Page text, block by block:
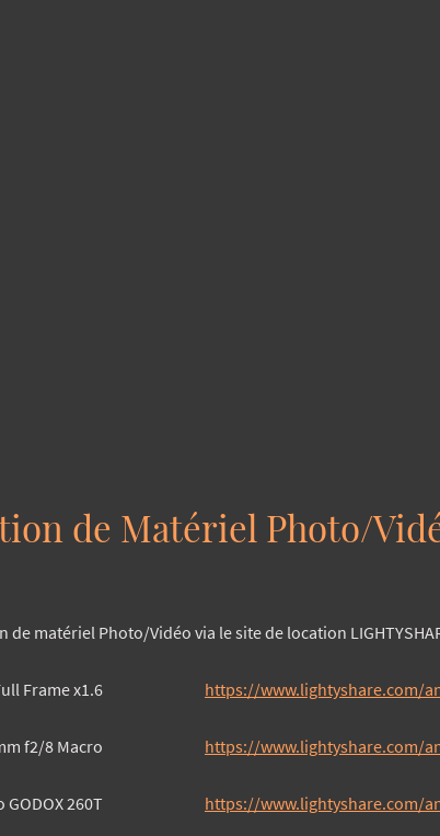
de Matériel Photo/
de matériel Photo/Vidéo via le site de location
260T https://www.lightyshare.com/
Frame x1.6 https://www.lightyshare.com/
f2/8 Macro https://www.lightyshare.com/